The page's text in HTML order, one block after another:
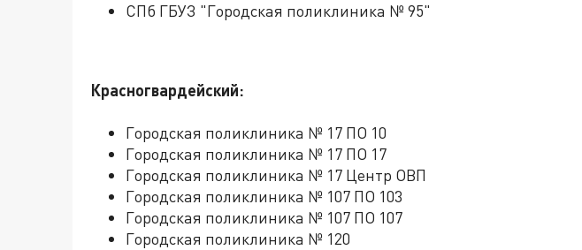
СПб ГБУЗ "Городская поликлиника № 95"
Красногвардейский:
Городская поликлиника № 17 ПО 10
Городская поликлиника № 17 ПО 17
Городская поликлиника № 17 Центр ОВП
Городская поликлиника № 107 ПО 103
Городская поликлиника № 107 ПО 107
Городская поликлиника № 120